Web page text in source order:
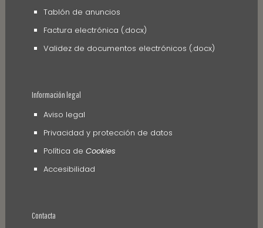
Tablón de anuncios
Factura electrónica (.docx)
Validez de documentos electrónicos (.docx)
Información legal
Aviso legal
Privacidad y protección de datos
Política de Cookies
Accesibilidad
Contacta